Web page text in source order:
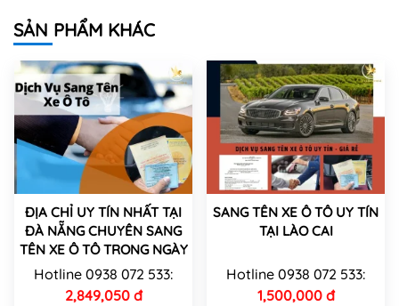
SẢN PHẨM KHÁC
ĐỊA CHỈ UY TÍN NHẤT TẠI
ĐÀ NẴNG CHUYÊN SANG
TÊN XE Ô TÔ TRONG NGÀY
Hotline 0938 072 533:
2,849,050 đ
SANG TÊN XE Ô TÔ UY TÍN
TẠI LÀO CAI
Hotline 0938 072 533:
1,500,000 đ